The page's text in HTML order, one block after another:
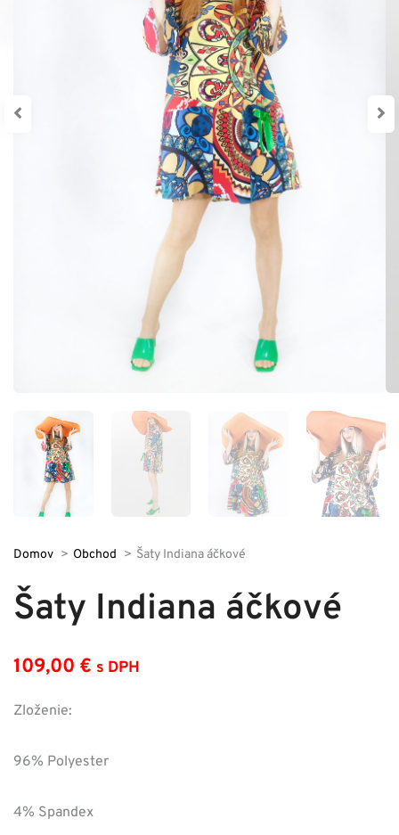
Domov Obchod Šaty Indiana áčkové
Šaty Indiana áčkové
109,00 € s DPH
Zloženie:
96% Polyester
4% Spandex